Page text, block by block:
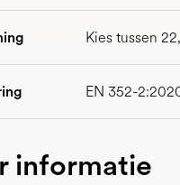
Kies tussen
EN 352-
informatie